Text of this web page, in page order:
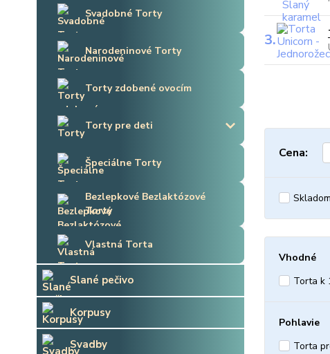
Svadobné Torty
Narodeninové Torty
Torty zdobené ovocím
Torty pre deti
Špeciálne Torty
Bezlepkové Bezlaktózové
Torty
Vlastná Torta
Slané pečivo
Korpusy
Svadby
3.
Cena:
Skladom
Vhodné
Torta k
Pohlavie
Torta